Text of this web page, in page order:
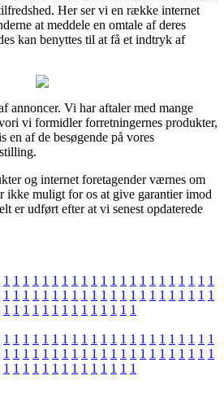
Her ser vi en række internet
at meddele en omtale af deres
kan benyttes til at få et indtryk af
annoncer. Vi har aftaler med mange
vi formidler forretningernes produkter,
en af de besøgende på vores
og internet foretagender værnes om
ikke muligt for os at give garantier imod
er udført efter at vi senest opdaterede
1 1 1 1 1 1 1 1 1 1 1 1 1 1 1 1 1 1 1 1 1 1
1 1 1 1 1 1 1 1 1 1 1 1 1 1 1 1 1 1 1 1 1 1
1 1 1 1 1 1 1 1 1 1 1 1 1 1
1 1 1 1 1 1 1 1 1 1 1 1 1 1 1 1 1 1 1 1 1 1
1 1 1 1 1 1 1 1 1 1 1 1 1 1 1 1 1 1 1 1 1 1
1 1 1 1 1 1 1 1 1 1 1 1 1 1